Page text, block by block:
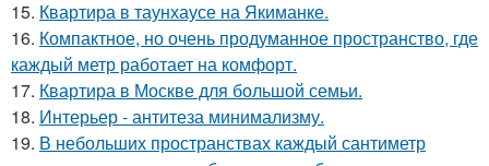
15. Квартира в таунхаусе на Якиманке.
16. Компактное, но очень продуманное пространство, где
каждый метр работает на комфорт.
17. Квартира в Москве для большой семьи.
18. Интерьер - антитеза минимализму.
19. В небольших пространствах каждый сантиметр